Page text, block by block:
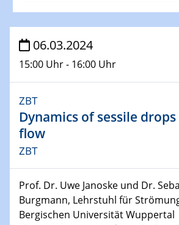
Veranstaltungen
30.11.-0001 - 06.02.2025
SFB/TRR 247 Seminar
09.01.2024
Kolloquium CRC 1242
15.01.2024
Bewerbungsvorrtag
Technische Chemie – Technisch-
Chemie für die Wasserforschung
06.03.2024
15:00 Uhr - 16:00 Uhr
ZBT
Dynamics of sessile
flow
ZBT
Prof. Dr. Uwe Janoske und Dr.
Burgmann, Lehrstuhl für
Bergischen Universität Wuppertal